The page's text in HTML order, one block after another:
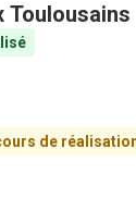
Toulousains
de